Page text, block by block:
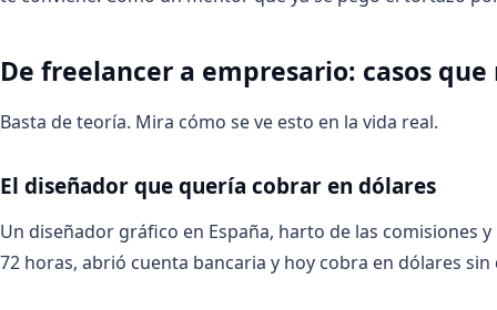
De freelancer a empresario: casos
Basta de teoría. Mira cómo se ve esto en la vida real.
El diseñador que quería cobrar en dólares
Un diseñador gráfico en España, harto de las comisiones
72 horas, abrió cuenta bancaria y hoy cobra en dólares sin